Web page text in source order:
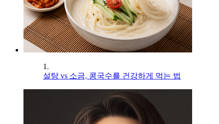
1.
설탕 vs 소금, 콩국수를 건강하게 먹는 법